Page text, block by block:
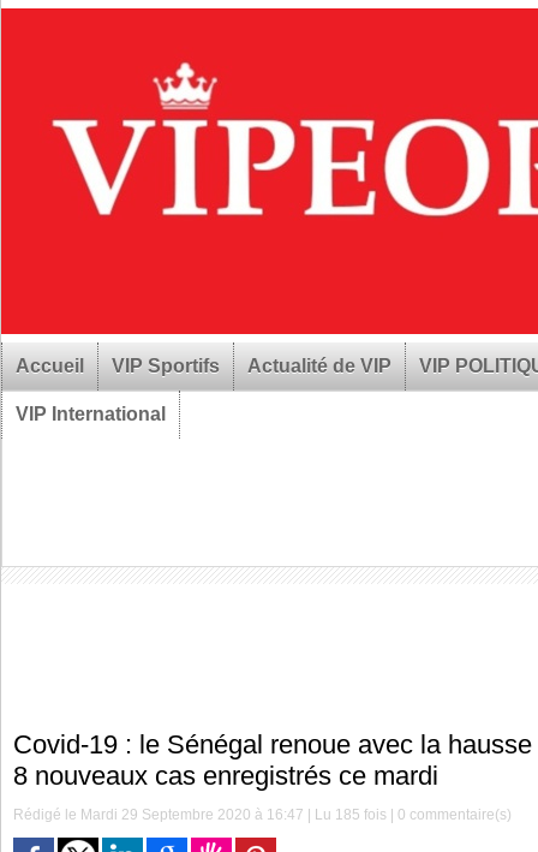
Accueil VIP Sportifs Actualité de VIP VIP
VIP International
​Covid-19 : le Sénégal renoue avec la
8 nouveaux cas enregistrés ce mardi
Rédigé le Mardi 29 Septembre 2020 à 16:47 | Lu 185 fois |0 commentaire(s)